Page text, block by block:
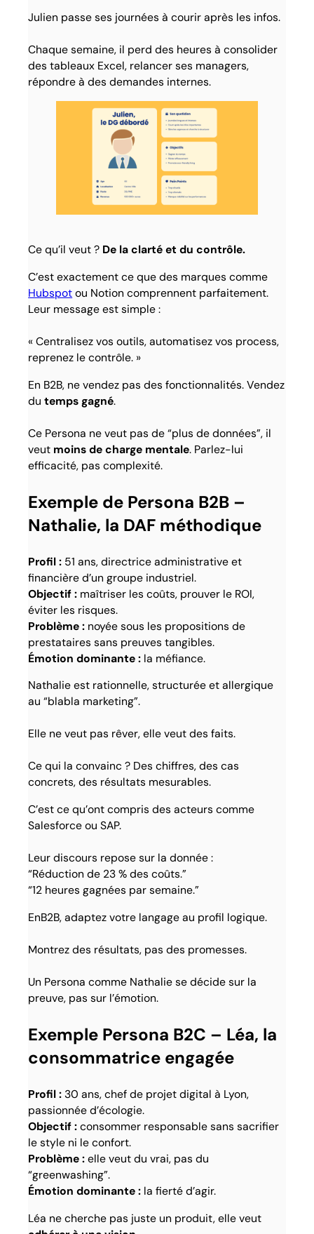
Julien passe ses journées à courir après les infos.
Chaque semaine, il perd des heures à consolider
des tableaux Excel, relancer ses managers,
répondre à des demandes internes.
Ce qu’il veut ? De la clarté et du contrôle.
C’est exactement ce que des marques comme
Hubspotou Notion comprennent parfaitement.
Leur message est simple :
« Centralisez vos outils, automatisez vos process,
reprenez le contrôle. »
En B2B, ne vendez pas des fonctionnalités. Vendez
dutemps gagné.
Ce Persona ne veut pas de “plus de données”, il
veut moins de charge mentale. Parlez-lui
efficacité, pas complexité.
Exemple de Persona B2B –
Nathalie, la DAF méthodique
Profil : 51 ans, directrice administrative et
financière d’un groupe industriel.
Objectif : maîtriser les coûts, prouver le ROI,
éviter les risques.
Problème : noyée sous les propositions de
prestataires sans preuves tangibles.
Émotion dominante : la méfiance.
Nathalie est rationnelle, structurée et allergique
au “blabla marketing”.
Elle ne veut pas rêver, elle veut des faits.
Ce qui la convainc ? Des chiffres, des cas
concrets, des résultats mesurables.
C’est ce qu’ont compris des acteurs comme
Salesforce ou SAP.
Leur discours repose sur la donnée :
“Réduction de 23 % des coûts.”
“12 heures gagnées par semaine.”
EnB2B, adaptez votre langage au profil logique.
Montrez des résultats, pas des promesses.
Un Persona comme Nathalie se décide sur la
preuve, pas sur l’émotion.
Exemple Persona B2C – Léa, la
consommatrice engagée
Profil : 30 ans, chef de projet digital à Lyon,
passionnée d’écologie.
Objectif :consommer responsable sans sacrifier
le style ni le confort.
Problème :elle veut du vrai, pas du
“greenwashing”.
Émotion dominante : la fierté d’agir.
Léa ne cherche pas juste un produit, elle veut